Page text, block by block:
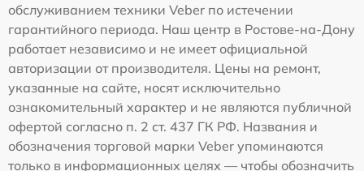
обслуживанием техники Veber по истечении
гарантийного периода. Наш центр в Ростове-на-Дону
работает независимо и не имеет официальной
авторизации от производителя. Цены на ремонт,
указанные на сайте, носят исключительно
ознакомительный характер и не являются публичной
офертой согласно п. 2 ст. 437 ГК РФ. Названия и
обозначения торговой марки Veber упоминаются
только в информационных целях — чтобы обозначить